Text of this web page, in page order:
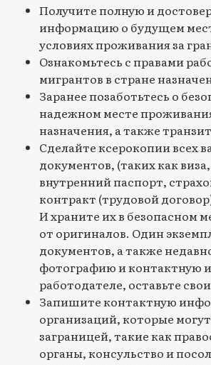
Получите полную и
информацию о будущем
условиях проживания за
Ознакомьтесь с правами
мигрантов в стране
Заранее позаботьтесь о
надежном месте
назначения, а также
Сделайте ксерокопии всех
документов, (таких как
внутренний паспорт,
контракт (трудовой
И храните их в безопасном
от оригиналов. Один
документов, а также
фотографию и контактную
работодателе, оставьте
Запишите контактную
организаций, которые
заграницей, такие как
органы, консульство и